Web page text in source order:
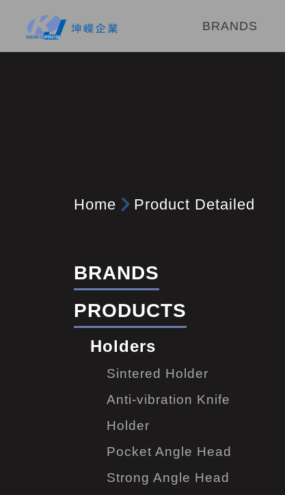
BRANDS
Home Product Detailed
BRANDS
PRODUCTS
Holders
Sintered Holder
Anti-vibration Knife
Holder
Pocket Angle Head
Strong Angle Head